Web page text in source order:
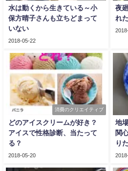
水は動くから生きている～小
保方晴子さんも立ちどまって
いない
2018-05-22
夜
れ
消費のクリエイティブ
どのアイスクリームが好き？
アイスで性格診断、当たって
る？
2018-05-20
地
関
り